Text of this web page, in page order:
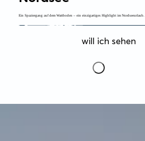
Ein Spaziergang auf dem Wattboden – ein einzigartiges Highlight im Nordseeurlaub.
will ich sehen